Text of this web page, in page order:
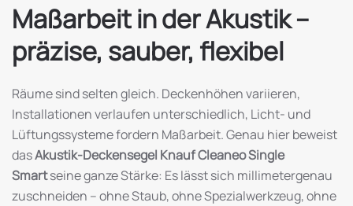
Maßarbeit in der Akustik –
präzise, sauber, flexibel
Räume sind selten gleich. Deckenhöhen variieren,
Installationen verlaufen unterschiedlich, Licht- und
Lüftungssysteme fordern Maßarbeit. Genau hier beweist
dasAkustik-Deckensegel Knauf Cleaneo Single
Smartseine ganze Stärke: Es lässt sich millimetergenau
zuschneiden – ohne Staub, ohne Spezialwerkzeug, ohne